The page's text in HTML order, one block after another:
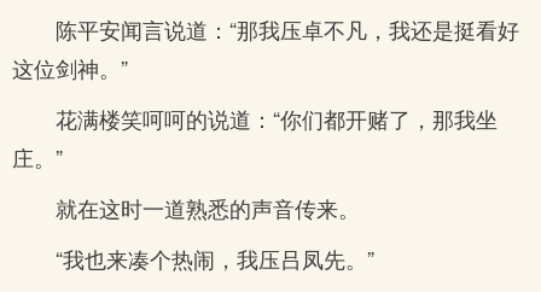
陈平安闻言说道：“那我压卓不凡，我还是挺看好
这位剑神。”
花满楼笑呵呵的说道：“你们都开赌了，那我坐
庄。”
就在这时一道熟悉的声音传来。
“我也来凑个热闹，我压吕凤先。”